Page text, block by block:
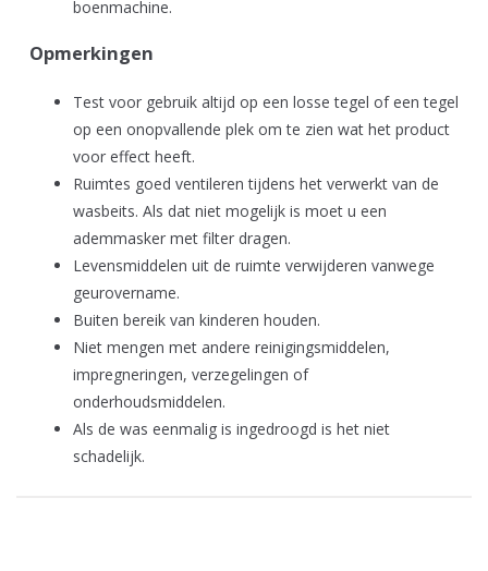
boenmachine.
Opmerkingen
Test voor gebruik altijd op een losse tegel of een tegel
op een onopvallende plek om te zien wat het product
voor effect heeft.
Ruimtes goed ventileren tijdens het verwerkt van de
wasbeits. Als dat niet mogelijk is moet u een
ademmasker met filter dragen.
Levensmiddelen uit de ruimte verwijderen vanwege
geurovername.
Buiten bereik van kinderen houden.
Niet mengen met andere reinigingsmiddelen,
impregneringen, verzegelingen of
onderhoudsmiddelen.
Als de was eenmalig is ingedroogd is het niet
schadelijk.